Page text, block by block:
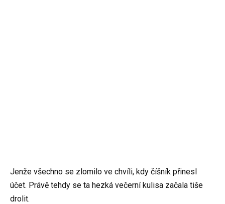
Jenže všechno se zlomilo ve chvíli, kdy číšník přinesl
účet. Právě tehdy se ta hezká večerní kulisa začala tiše
drolit.